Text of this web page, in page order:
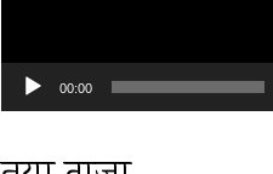
00:00